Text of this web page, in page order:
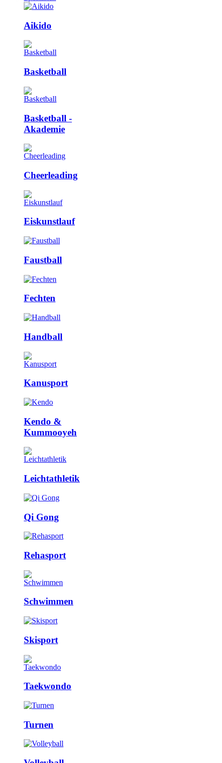
Aikido
Basketball
Basketball ­
Akademie
Cheerleading
Eiskunstlauf
Faustball
Fechten
Handball
Kanusport
Kendo &
Kummooyeh
Leicht­athletik
Qi Gong
Rehasport
Schwimmen
Skisport
Taekwondo
Turnen